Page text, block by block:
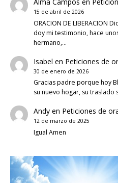
15 de abril de 2026
ORACION DE LIBERACION
doy mi testimonio, hace
hermano,…
Isabel en Peticiones de
30 de enero de 2026
Gracias padre porque hoy
su nuevo hogar, su traslado
Andyen Peticiones de
12 de marzo de 2025
Igual Amen